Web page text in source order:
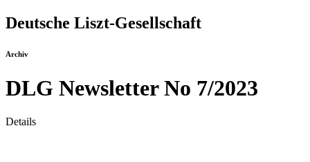
Deutsche Liszt-Gesellschaft
Archiv
DLG Newsletter No 7/2023
Details